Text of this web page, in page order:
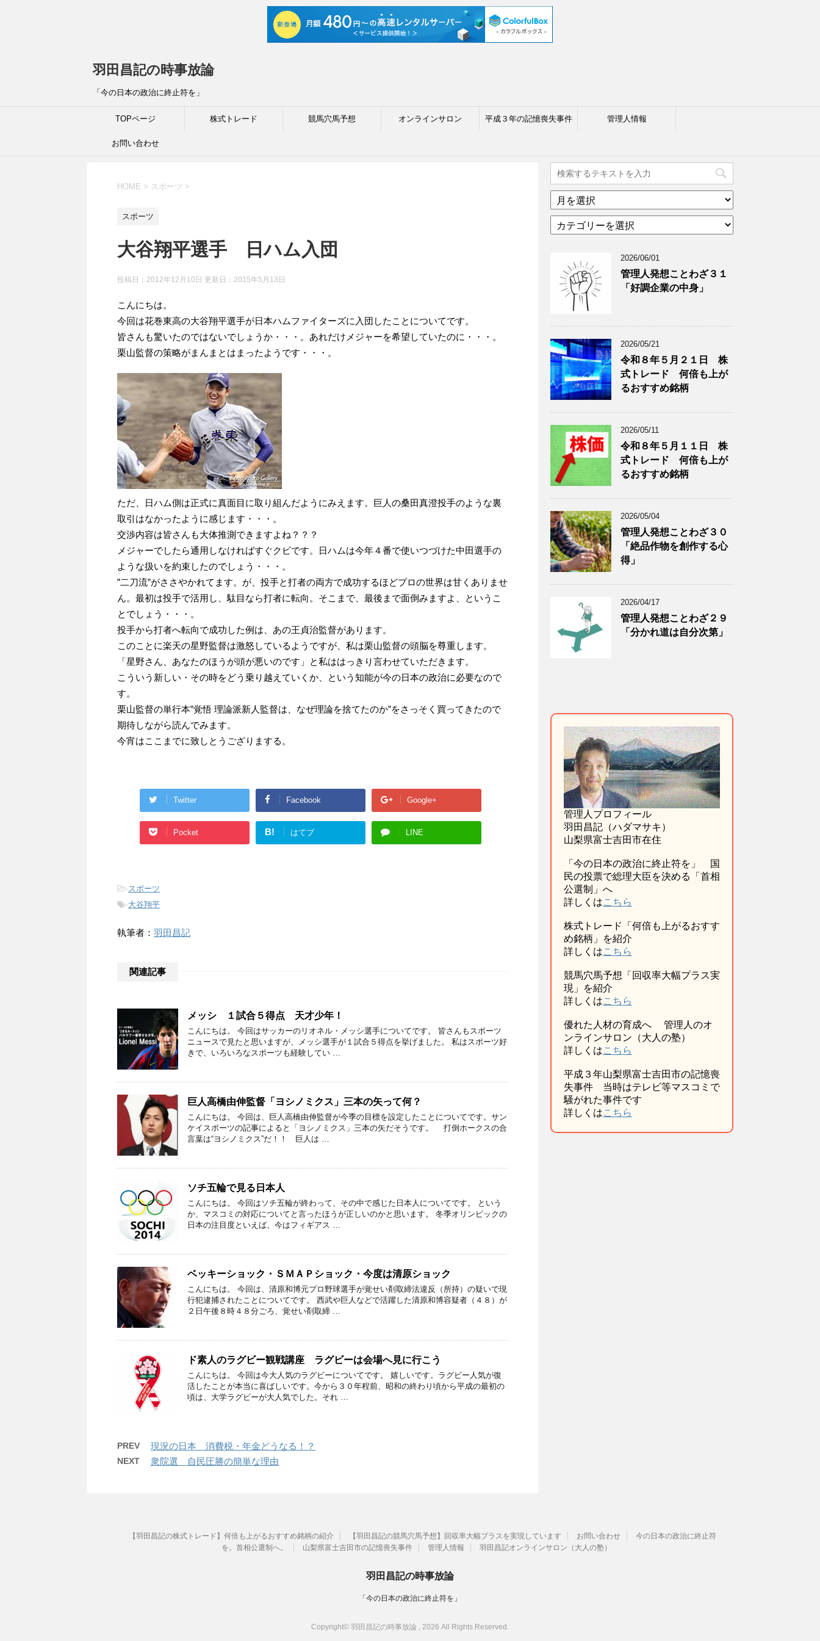
羽田昌記の時事放論
「今の日本の政治に終止符を」
TOPページ 株式トレード 競馬穴馬予想 オンラインサロン 平成３年の記憶喪失事件 管理人情報
お問い合わせ
HOME > スポーツ >
スポーツ
大谷翔平選手 日ハム入団
投稿日：2012年12月10日 更新日： 2015年5月13日
こんにちは。
今回は花巻東高の大谷翔平選手が日本ハムファイターズに入団したことについてです。
皆さんも驚いたのではないでしょうか・・・。あれだけメジャーを希望していたのに・・・。
栗山監督の策略がまんまとはまったようです・・・。
ただ、日ハム側は正式に真面目に取り組んだようにみえます。巨人の桑田真澄投手のような裏
取引はなかったように感じます・・・。
交渉内容は皆さんも大体推測できますよね？？？
メジャーでしたら通用しなければすぐクビです。日ハムは今年４番で使いつづけた中田選手の
ような扱いを約束したのでしょう・・・。
”二刀流”がささやかれてます。が、投手と打者の両方で成功するほどプロの世界は甘くありませ
ん。最初は投手で活用し、駄目なら打者に転向。そこまで、最後まで面倒みますよ、というこ
とでしょう・・・。
投手から打者へ転向で成功した例は、あの王貞治監督があります。
このことに楽天の星野監督は激怒しているようですが、私は栗山監督の頭脳を尊重します。
「星野さん、あなたのほうが頭が悪いのです」と私ははっきり言わせていただきます。
こういう新しい・その時をどう乗り越えていくか、という知能が今の日本の政治に必要なので
す。
栗山監督の単行本”覚悟 理論派新人監督は、なぜ理論を捨てたのか”をさっそく買ってきたので
期待しながら読んでみます。
今宵はここまでに致しとうござりまする。
Twitter Facebook Google+
Pocket B! はてブ LINE
-スポーツ
-大谷翔平
執筆者： 羽田昌記
関連記事
メッシ １試合５得点 天才少年！
こんにちは。 今回はサッカーのリオネル・メッシ選手についてです。 皆さんもスポーツ
ニュースで見たと思いますが、メッシ選手が１試合５得点を挙げました。 私はスポーツ好
きで、いろいろなスポーツも経験してい …
巨人高橋由伸監督「ヨシノミクス」三本の矢って何？
こんにちは。 今回は、巨人高橋由伸監督が今季の目標を設定したことについてです。サン
ケイスポーツの記事によると「ヨシノミクス」三本の矢だそうです。 打倒ホークスの合
言葉は“ヨシノミクス”だ！！ 巨人は …
ソチ五輪で見る日本人
こんにちは。 今回はソチ五輪が終わって、その中で感じた日本人についてです。 という
か、マスコミの対応についてと言ったほうが正しいのかと思います。 冬季オリンピックの
日本の注目度といえば、今はフィギアス …
ベッキーショック・ＳＭＡＰショック・今度は清原ショック
こんにちは。 今回は、清原和博元プロ野球選手が覚せい剤取締法違反（所持）の疑いで現
行犯逮捕されたことについてです。 西武や巨人などで活躍した清原和博容疑者（４８）が
２日午後８時４８分ごろ、覚せい剤取締 …
ド素人のラグビー観戦講座 ラグビーは会場へ見に行こう
こんにちは。 今回は今大人気のラグビーについてです。 嬉しいです。ラグビー人気が復
活したことが本当に喜ばしいです。今から３０年程前、昭和の終わり頃から平成の最初の
頃は、大学ラグビーが大人気でした。それ …
PREV 現況の日本 消費税・年金どうなる！？
NEXT 衆院選 自民圧勝の簡単な理由
ア
ー
イ
グ
記
事
を
表
示
テ
ー
グ
記
事
を
表
示
2026/06/01
管理人発想ことわざ３１
「好調企業の中身」
2026/05/21
令和８年５月２１日 株
式トレード 何倍も上が
るおすすめ銘柄
2026/05/11
令和８年５月１１日 株
式トレード 何倍も上が
るおすすめ銘柄
2026/05/04
管理人発想ことわざ３０
「絶品作物を創作する心
得」
2026/04/17
管理人発想ことわざ２９
「分かれ道は自分次第」
管理人プロフィール
羽田昌記（ハダマサキ）
山梨県富士吉田市在住
「今の日本の政治に終止符を」 国
民の投票で総理大臣を決める「首相
公選制」へ
詳しくはこちら
株式トレード「何倍も上がるおすす
め銘柄」を紹介
詳しくはこちら
競馬穴馬予想「回収率大幅プラス実
現」を紹介
詳しくはこちら
優れた人材の育成へ 管理人のオ
ンラインサロン（大人の塾）
詳しくはこちら
平成３年山梨県富士吉田市の記憶喪
失事件 当時はテレビ等マスコミで
騒がれた事件です
詳しくはこちら
【羽田昌記の株式トレード】何倍も上がるおすすめ銘柄の紹介 【羽田昌記の競馬穴馬予想】回収率大幅プラスを実現しています お問い合わせ
今の日本の政治に終止符
を。首相公選制へ。
山梨県富士吉田市の記憶喪失事件 管理人情報 羽田昌記オンラインサロン（大人の塾）
羽田昌記の時事放論
「今の日本の政治に終止符を」
Copyright© 羽田昌記の時事放論 , 2026 All Rights Reserved.